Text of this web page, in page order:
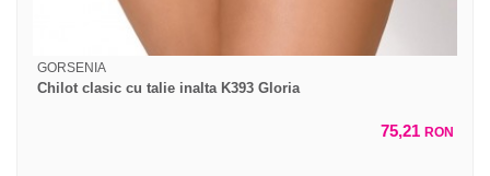
GORSENIA
Chilot clasic cu talie inalta K393 Gloria
75,21 RON